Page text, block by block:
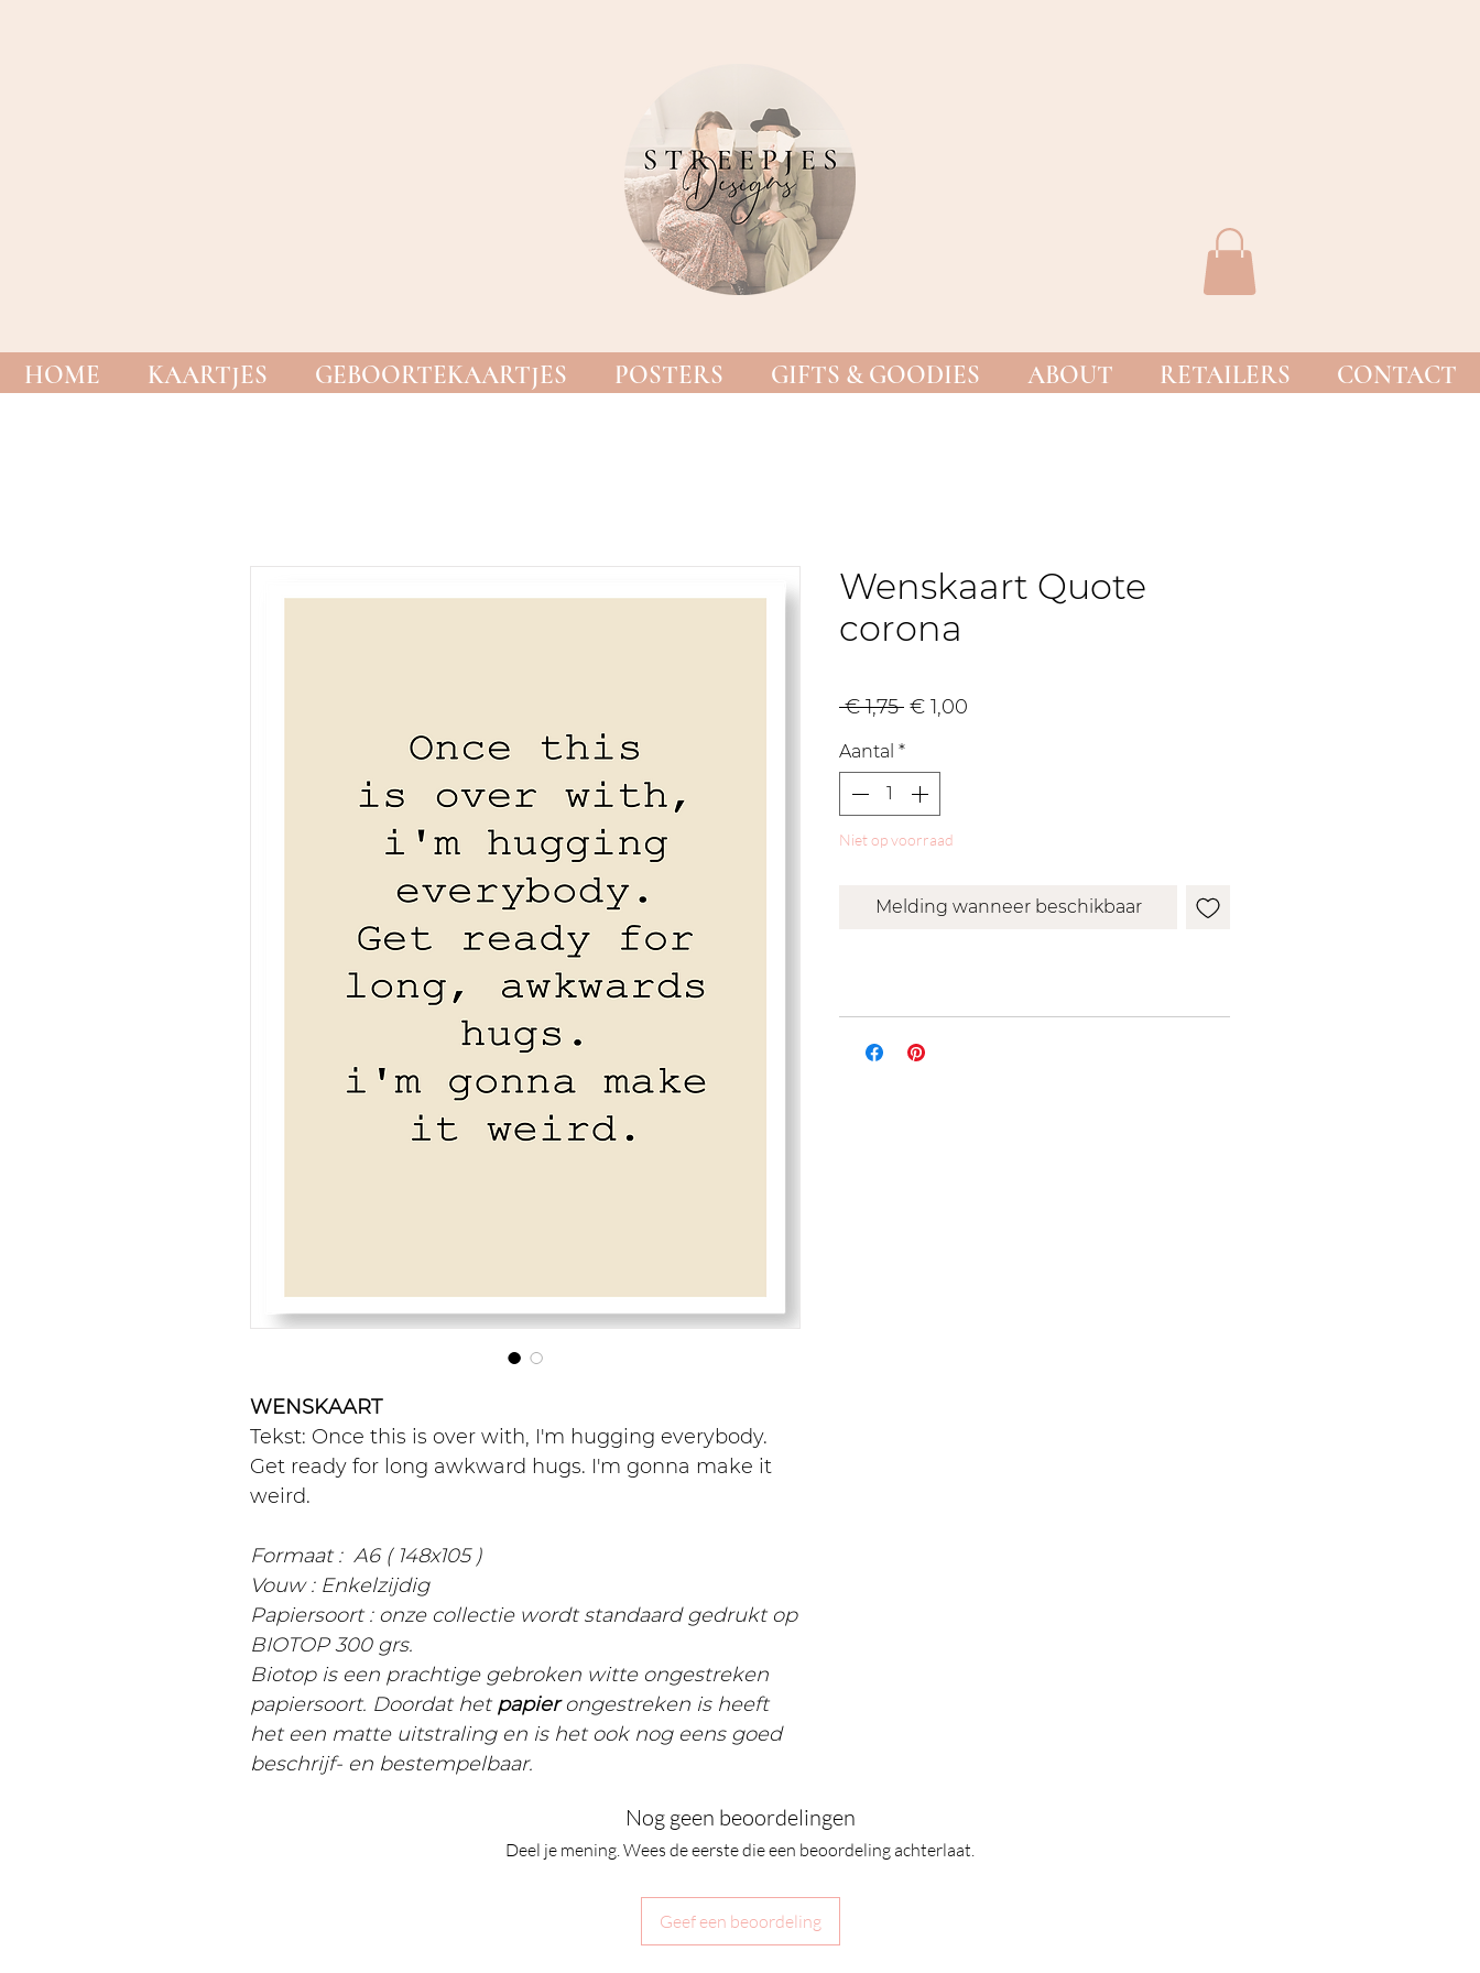
HOME KAARTJES GEBOORTEKAARTJES POSTERS GIFTS & GOODIES ABOUT RETAILERS CONTACT
WENSKAART
Tekst: Once this is over with, I'm hugging everybody.
Get ready for long awkward hugs. I'm gonna make it
weird.
Formaat : A6 ( 148x105 )
Vouw : Enkelzijdig
Papiersoort : onze collectie wordt standaard gedrukt op
BIOTOP 300 grs.
Biotop is een prachtige gebroken witte ongestreken
papiersoort. Doordat het papierongestreken is heeft
het een matte uitstraling en is het ook nog eens goed
beschrijf- en bestempelbaar.
Wenskaart Quote
corona
€ 1,75 Normale
€ 1,00
Aantal *
Niet op voorraad
Melding wanneer beschikbaar
Nog geen beoordelingen
Deel je mening. Wees de eerste die een beoordeling achterlaat.
Geef een beoordeling